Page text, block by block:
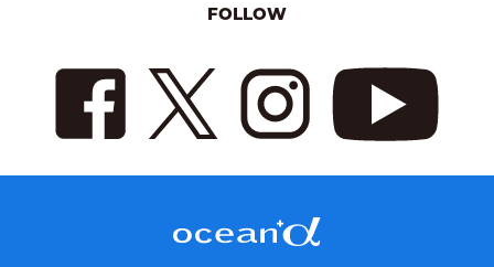
FOLLOW